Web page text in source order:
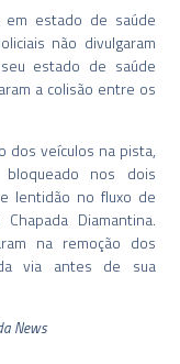
em estado de saúde
não divulgaram
estado de saúde
a colisão entre os
dos veículos na pista,
nos dois
lentidão no fluxo de
Diamantina.
na remoção dos
via antes de sua
News